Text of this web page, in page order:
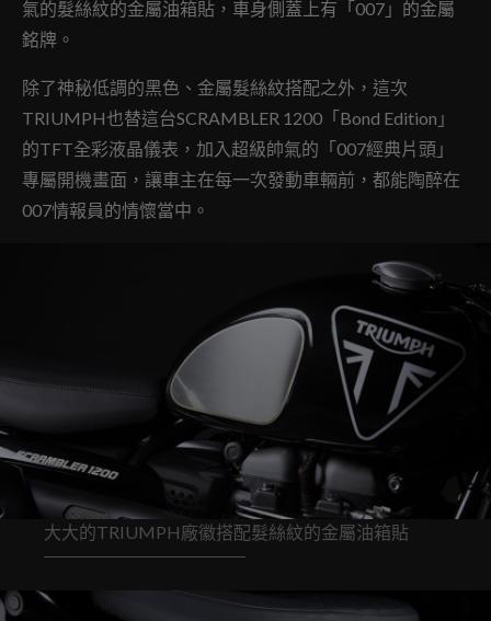
氣的髮絲紋的金屬油箱貼，車身側蓋上有「007」的金屬
銘牌。
除了神秘低調的黑色、金屬髮絲紋搭配之外，這次
TRIUMPH也替這台SCRAMBLER 1200「Bond Edition」
的TFT全彩液晶儀表，加入超級帥氣的「007經典片頭」
專屬開機畫面，讓車主在每一次發動車輛前，都能陶醉在
007情報員的情懷當中。
大大的TRIUMPH廠徽搭配髮絲紋的金屬油箱貼